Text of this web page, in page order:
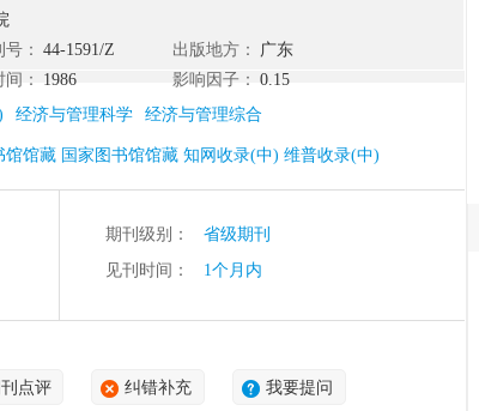
服务。 《广东经济管理学院学报》目前已停刊，具体复
： 44-1591/Z 出版地方：
广东
： 1986 影响因子：
0.15
经济与管理科学 经济与管理综合
馆藏 国家图书馆馆藏 知网收录(中) 维普收录(中)
期刊级别：
省级期刊
见刊时间：
1个月内
点评 纠错补充 我要提问